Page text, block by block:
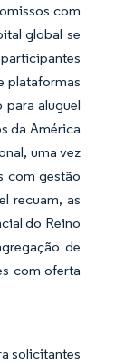
com
global se
plataformas
aluguel
da América
uma vez
com gestão
recuam, as
do Reino
de
com oferta
solicitantes